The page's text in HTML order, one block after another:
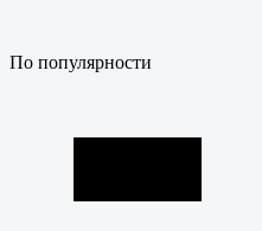
По популярности